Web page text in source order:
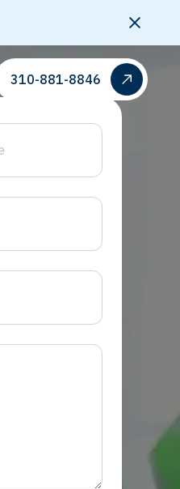
310-881-8846